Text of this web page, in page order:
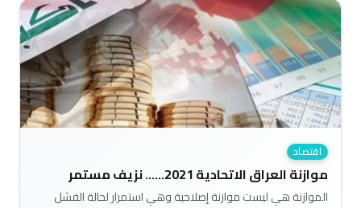
اقتصاد
موازنة العراق الاتحادية 2021...... نزيف مستمر
الموازنة هي ليست موازنة إصلاحية وهي استمرار لحالة الفشل